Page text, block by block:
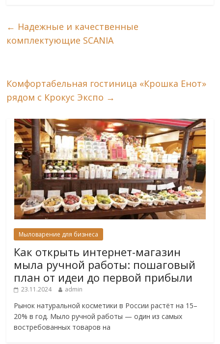
← Надежные и качественные
комплектующие SCANIA
Комфортабельная гостиница «Крошка Енот»
рядом с Крокус Экспо →
Мыловарение для бизнеса
Как открыть интернет-магазин
мыла ручной работы: пошаговый
план от идеи до первой прибыли
23.11.2024 admin
Рынок натуральной косметики в России растёт на 15–
20% в год. Мыло ручной работы — один из самых
востребованных товаров на